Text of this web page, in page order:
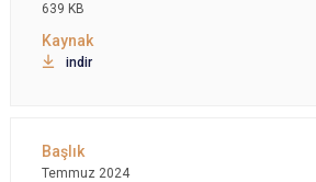
639 KB
indir
Temmuz 2024